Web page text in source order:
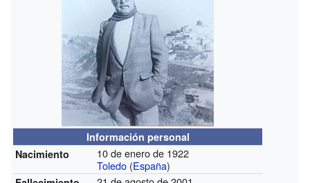
Información personal
Nacimiento
10 de enero de 1922
Toledo (España)